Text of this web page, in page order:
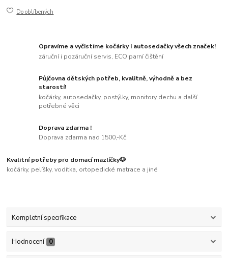
Do oblíbených
Opravíme a vyčistíme kočárky i autosedačky všech značek!
záruční i pozáruční servis, ECO parní čištění
Půjčovna dětských potřeb, kvalitně, výhodně a bez
starostí!
kočárky, autosedačky, postýlky, monitory dechu a další
potřebné věci
Doprava zdarma !
Doprava zdarma nad 1500,-Kč.
Kvalitní potřeby pro domací mazlíčky🐶
kočárky, pelíšky, vodítka, ortopedické matrace a jiné
Kompletní specifikace
Hodnocení 0